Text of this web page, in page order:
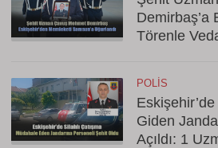
Demirbaş’a
Törenle
POLIS
Giden
Açıldı: 1